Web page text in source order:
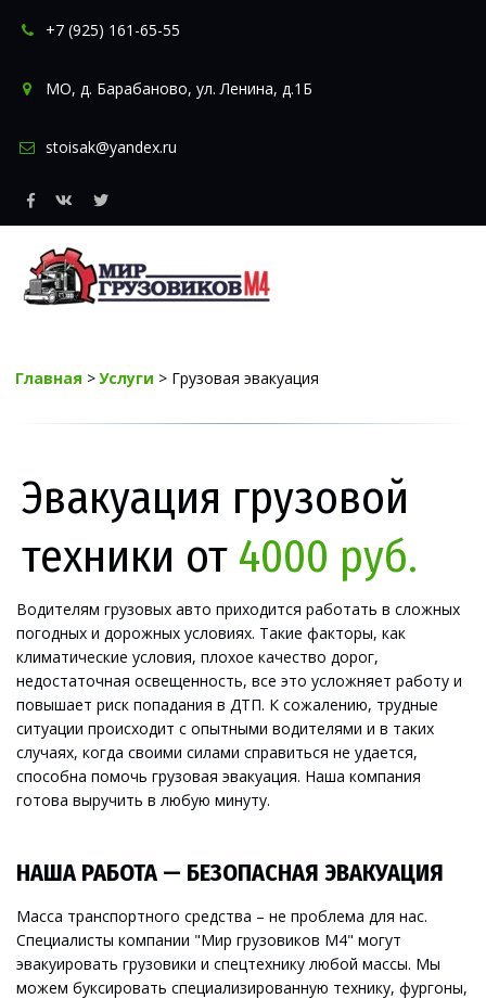
+7 (925) 161-65-55
МО, д. Барабаново, ул. Ленина, д.1Б
stoisak@yandex.ru
Главная > Услуги > Грузовая эвакуация
Эвакуация грузовой
техники от 4000 руб.
Водителям грузовых авто приходится работать в сложных
погодных и дорожных условиях. Такие факторы, как
климатические условия, плохое качество дорог,
недостаточная освещенность, все это усложняет работу и
повышает риск попадания в ДТП. К сожалению, трудные
ситуации происходит с опытными водителями и в таких
случаях, когда своими силами справиться не удается,
способна помочь грузовая эвакуация. Наша компания
готова выручить в любую минуту.
НАША РАБОТА — БЕЗОПАСНАЯ ЭВАКУАЦИЯ
Масса транспортного средства – не проблема для нас.
Специалисты компании "Мир грузовиков М4" могут
эвакуировать грузовики и спецтехнику любой массы. Мы
можем буксировать специализированную технику, фургоны,